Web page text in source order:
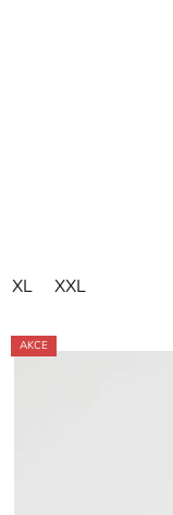
XL XXL
AKCE